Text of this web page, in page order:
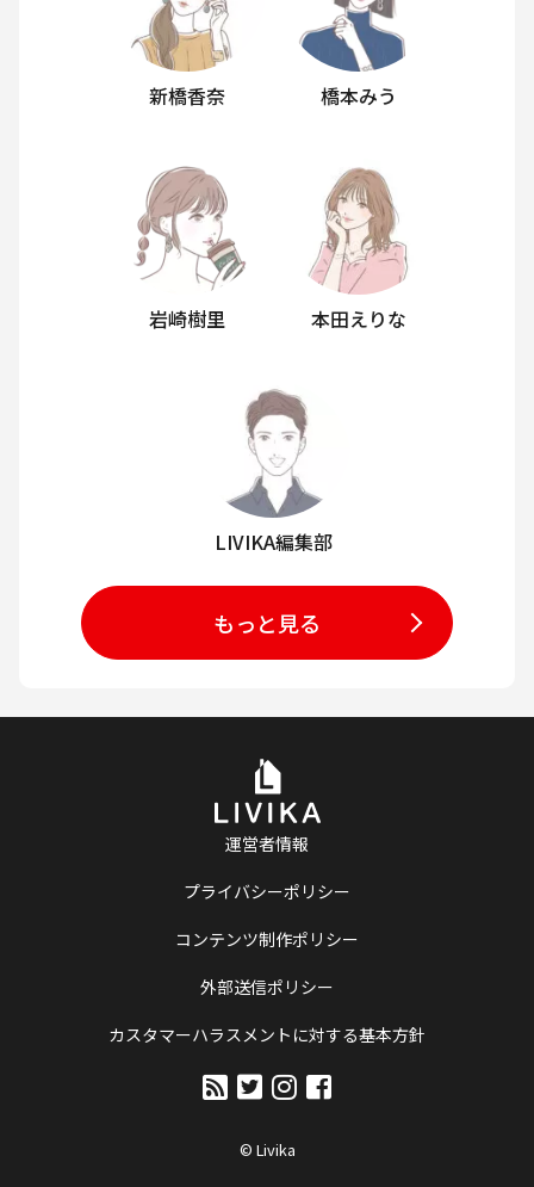
新橋香奈 橋本みう
岩崎樹里 本田えりな
LIVIKA編集部
もっと見る
運営者情報
プライバシーポリシー
コンテンツ制作ポリシー
外部送信ポリシー
カスタマーハラスメントに対する基本方針
© Livika